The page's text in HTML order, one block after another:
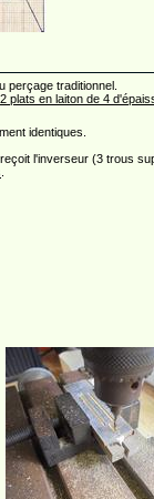
traditionnel.
2 plats en laiton de 4
identiques.
l'inverseur (3 trous